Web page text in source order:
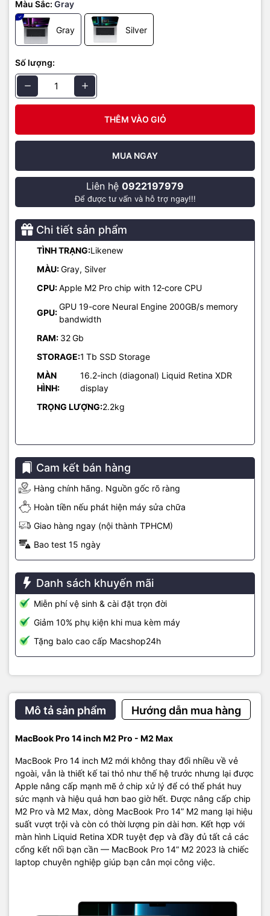
Màu Sắc: Gray
Gray Silver
Số lượng:
THÊM VÀO GIỎ
MUA NGAY
Liên hệ 0922197979
Để được tư vấn và hỗ trợ ngay!!!
Chi tiết sản phẩm
TÌNH TRẠNG:Likenew
MÀU:Gray, Silver
CPU:Apple M2 Pro chip with 12‑core CPU
GPU:
GPU 19-core Neural Engine 200GB/s memory
bandwidth
RAM: 32Gb
STORAGE:1 Tb SSD Storage
MÀN
HÌNH:
16.2-inch (diagonal) Liquid Retina XDR
display
TRỌNG LƯỢNG:2.2kg
Cam kết bán hàng
Hàng chính hãng. Nguồn gốc rõ ràng
Hoàn tiền nếu phát hiện máy sửa chữa
Giao hàng ngay (nội thành TPHCM)
Bao test 15 ngày
Danh sách khuyến mãi
Miễn phí vệ sinh & cài đặt trọn đời
Giảm 10% phụ kiện khi mua kèm máy
Tặng balo cao cấp Macshop24h
Mô tả sản phẩm Hướng dẫn mua hàng
MacBook Pro 14 inch M2 Pro - M2 Max
MacBook Pro 14 inch M2 mới không thay đổi nhiều về vẻ
ngoài, vẫn là thiết kế tai thỏ như thế hệ trước nhưng lại được
Apple nâng cấp mạnh mẽ ở chip xử lý để có thể phát huy
sức mạnh và hiệu quả hơn bao giờ hết. Được nâng cấp chip
M2 Pro và M2 Max, dòng MacBook Pro 14” M2 mang lại hiệu
suất vượt trội và còn có thời lượng pin dài hơn. Kết hợp với
màn hình Liquid Retina XDR tuyệt đẹp và đầy đủ tất cả các
cổng kết nối bạn cần — MacBook Pro 14” M2 2023 là chiếc
laptop chuyên nghiệp giúp bạn cân mọi công việc.
nhiều ứng dụng với tốc độ cực nhanh và ổn định.
Bên cạnh Apple M2 Pro, nhà Táo Khuyết còn tung ra biến thế
mạnh nhất của dòng chip Apple M2 với tên gọi là Apple M2 Max,
nghe tên thôi là đã thấy rất 'chất' đúng không nào? Đây là vi xử lý
được nâng cấp về khả năng xử lý đồ họa với 38 nhân GPU, giúp
cung cấp hiệu suất đồ họa lớn hơn tới 30% so với M1 Max và cũng
hỗ trợ đến 400GB/s băng thông bộ nhớ. Hơn nữa, Apple M2 Max
trên MacBook Pro 14 inch 2023 hỗ trợ RAM tối đa lên đến 96 GB,
sâu như tạo cảnh với hình học và kết cấu 3D hoặc hợp nhất những
tấm ảnh có chất lượng cực cao một cách ổn định, nhanh chóng.
Thời lượng pin kéo dài
Theo Apple, MacBook Pro 14 inch M2 mới có thời lượng pin lên tới
18 giờ cho mỗi lần sạc và MacBook Pro 16 inch M2 lên tới 22 giờ,
đây là thời lượng pin dài nhất từng có trên máy Mac. Trong khi
MacBook Pro 14 inch M1 chỉ là 17 giờ, MacBook Pro 16 inch M1 là
21 giờ. Như vậy thời lượng pin sẽ tăng thêm một giờ cho mỗi kiểu
máy so với thế hệ trước theo như thông số kỹ thuật mà Apple công
khi di chuyển bên ngoài. Không chỉ có thời gian sử dụng lâu mà
MacBook mới còn có thể sạc đầy lại pin rất nhanh chóng. Apple
cho biết máy có thể sạc nhanh từ 0% lên 50% chỉ trong vòng 30
thậm chí không cần chạy khi bạn thực hiện các tác vụ hàng ngày
mà máy vẫn luôn mát mẻ. Đối với các quy trình công việc nặng
nhọc hơn, hệ thống tản nhiệt tiên tiến sẽ di chuyển không khí nhiều
hơn 50% ở tốc độ quạt thấp hơn. Máy có bộ nhớ cấu hình lên tới
8TB để bạn có thể lưu trữ nhiều hơn, làm việc nhanh chóng hơn.
Cổng kết nối đa dạng
Truyền ảnh và video bằng đầu đọc thẻ SDXC. Kết nối với TV hoặc
thông lượng nhanh hơn đến hai lần với Wi‑Fi 6E